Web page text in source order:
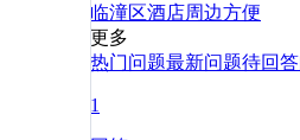
临潼区酒店周边方便
更多
热门问题最新问题待回
1